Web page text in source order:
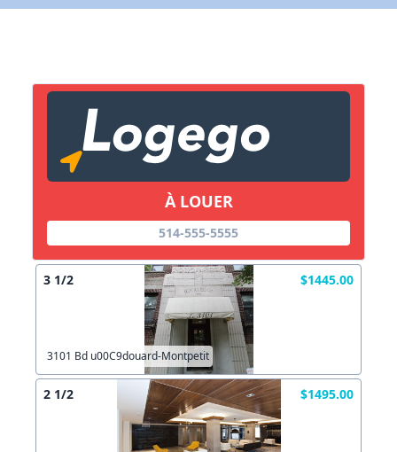
À LOUER
514-555-5555
3 1/2 $1445.00
3101 Bd u00C9douard-Montpetit
2 1/2 $1495.00
X Fermer
Lien vers inscription (sera inclus dans courriel)
X Fermer Envoyez